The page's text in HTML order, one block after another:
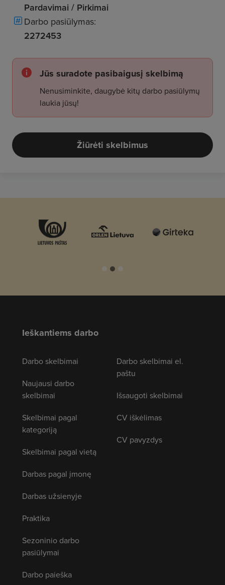
Pardavimai / Pirkimai
Darbo pasiūlymas:
2272453
Jūs suradote pasibaigusį skelbimą
Nenusiminkite, daugybė kitų darbo pasiūlymų
laukia jūsų!
Žiūrėti skelbimus
Ieškantiems darbo
Darbo skelbimai
Naujausi darbo
skelbimai
Skelbimai pagal
kategoriją
Skelbimai pagal vietą
Darbas pagal įmonę
Darbas užsienyje
Praktika
Sezoninio darbo
pasiūlymai
Darbo paieška
Darbo skelbimai el.
paštu
Išsaugoti skelbimai
CV iškėlimas
CV pavyzdys